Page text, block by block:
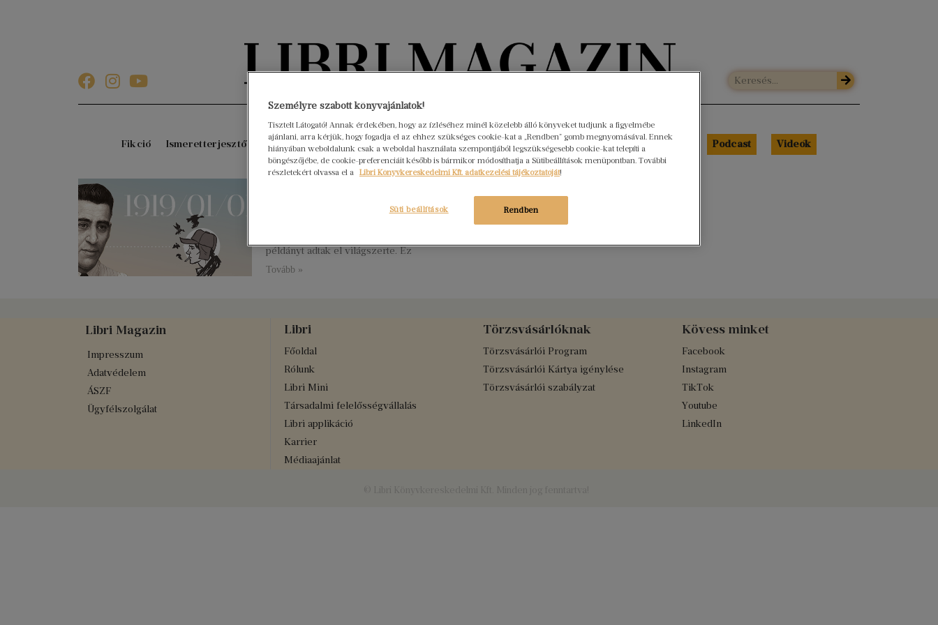
Könyvektől az olvasókig
Fikció Ismeretterjesztő Gyerekkönyvek Interjúk Beleolvasó A hónap könyvei HÍREK Libri Portré Podcast Videók
Nincs hozzászólás
Jerome David Salinger néven született amerikai író. Kultikussá vált műve a
példányt adtak el világszerte. Ez
Tovább »
Libri Magazin
Impresszum
Adatvédelem
ÁSZF
Ügyfélszolgálat
Libri
Főoldal
Rólunk
Libri Mini
Társadalmi felelősségvállalás
Libri applikáció
Karrier
Médiaajánlat
Törzsvásárlóknak
Törzsvásárlói Program
Törzsvásárlói Kártya igénylése
Törzsvásárlói szabályzat
Kövess minket
Facebook
Instagram
TikTok
Youtube
LinkedIn
Személyre szabott könyvajánlatok!
Tisztelt Látogató! Annak érdekében, hogy az ízléséhez minél közelebb álló könyveket tudjunk a figyelmébe
ajánlani, arra kérjük, hogy fogadja el az ehhez szükséges cookie-kat a „Rendben” gomb megnyomásával. Ennek
hiányában weboldalunk csak a weboldal használata szempontjából legszükségesebb cookie-kat telepíti a
böngészőjébe, de cookie-preferenciáit később is bármikor módosíthatja a Sütibeállítások menüpontban. További
részletekért olvassa el a Libri Könyvkereskedelmi Kft. adatkezelési tájékoztatóját!
Rendben
Süti beállítások